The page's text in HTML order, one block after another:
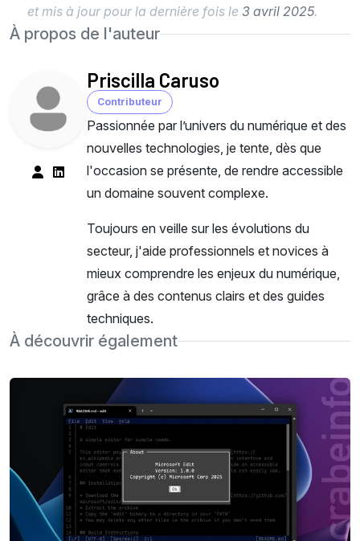
et mis à jour pour la dernière fois le 3 avril 2025.
À propos de l'auteur
Priscilla Caruso
Contributeur
Passionnée par l’univers du numérique et des
nouvelles technologies, je tente, dès que
l'occasion se présente, de rendre accessible
un domaine souvent complexe.
Toujours en veille sur les évolutions du
secteur, j'aide professionnels et novices à
mieux comprendre les enjeux du numérique,
grâce à des contenus clairs et des guides
techniques.
À découvrir également